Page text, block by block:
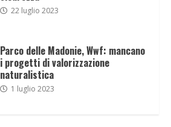
22 luglio 2023
Parco delle Madonie, Wwf: mancano
i progetti di valorizzazione
naturalistica
1 luglio 2023